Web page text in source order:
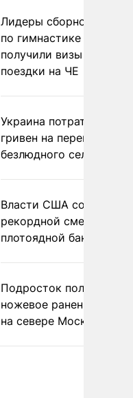
Лидеры сборной
по гимнастике не
получили визы для
поездки на ЧЕ
Украина потратила 1
гривен на
безлюдного села
Власти США сообщили
рекордной смертности
плотоядной бактерии
Подросток получил
ножевое ранение в
на севере Москвы